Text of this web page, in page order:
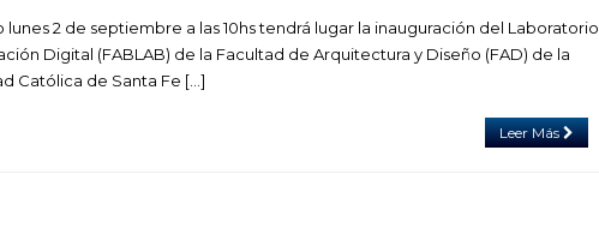
lunes 2 de septiembre a las 10hs tendrá lugar la inauguración del Laboratorio
Digital (FABLAB) de la Facultad de Arquitectura y Diseño (FAD) de la
Católica de Santa Fe […]
Leer Más